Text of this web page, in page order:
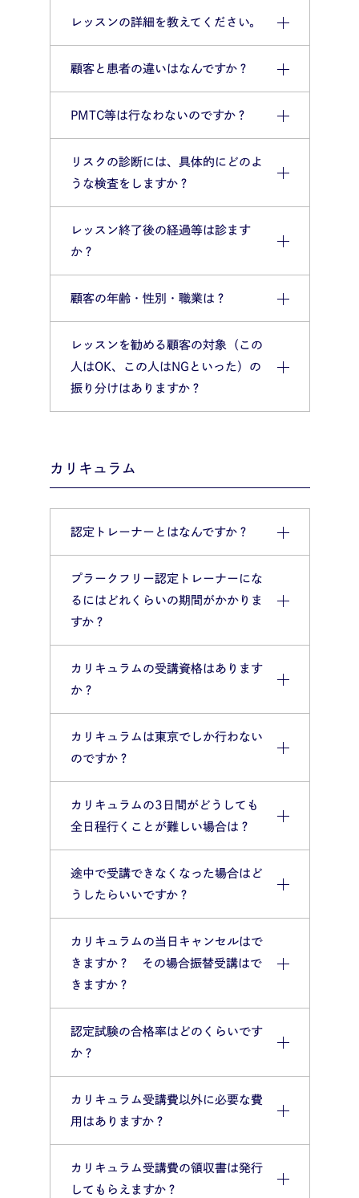
レッスンの詳細を教えてください。
顧客と患者の違いはなんですか？
PMTC等は行なわないのですか？
リスクの診断には、具体的にどのよ
うな検査をしますか？
レッスン終了後の経過等は診ます
か？
顧客の年齢・性別・職業は？
レッスンを勧める顧客の対象（この
人はOK、この人はNGといった）の
振り分けはありますか？
カリキュラム
認定トレーナーとはなんですか？
プラークフリー認定トレーナーにな
るにはどれくらいの期間がかかりま
すか？
カリキュラムの受講資格はあります
か？
カリキュラムは東京でしか行わない
のですか？
カリキュラムの3日間がどうしても
全日程行くことが難しい場合は？
途中で受講できなくなった場合はど
うしたらいいですか？
カリキュラムの当日キャンセルはで
きますか？ その場合振替受講はで
きますか？
認定試験の合格率はどのくらいです
か？
カリキュラム受講費以外に必要な費
用はありますか？
カリキュラム受講費の領収書は発行
してもらえますか？